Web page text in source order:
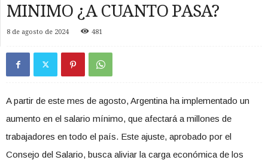
MINIMO ¿A CUANTO PASA?
8 de agosto de 2024 481
A partir de este mes de agosto, Argentina ha implementado un
aumento en el salario mínimo, que afectará a millones de
trabajadores en todo el país. Este ajuste, aprobado por el
Consejo del Salario, busca aliviar la carga económica de los